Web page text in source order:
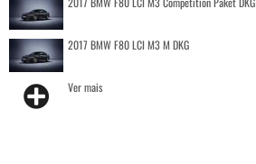
2017 BMW F80 LCI M3 M DKG
Ver mais